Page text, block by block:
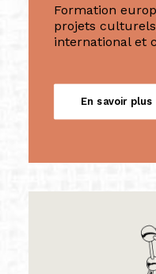
Formation
projets
international et
En savoir plus